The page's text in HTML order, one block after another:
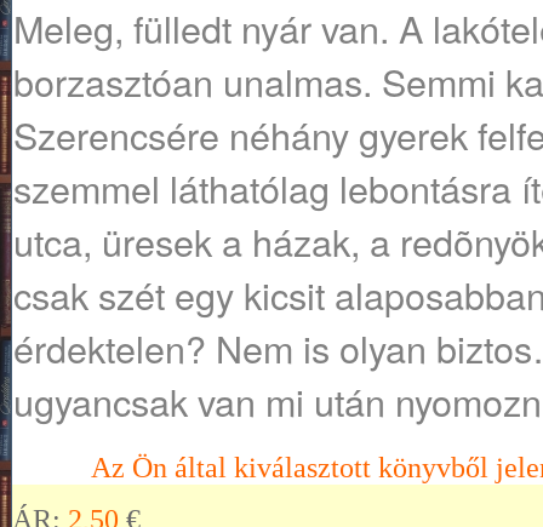
Meleg, fülledt nyár van. A
borzasztóan unalmas. Semmi
Szerencsére néhány gyerek
szemmel láthatólag lebontásra
utca, üresek a házak, a
csak szét egy kicsit
érdektelen? Nem is olyan
ugyancsak van mi után
Az Ön által kiválasztott könyvből
ÁR: 2,50 €